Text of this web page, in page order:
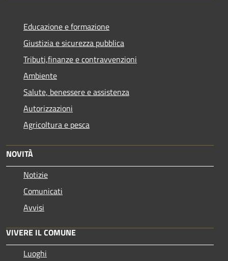
Educazione e formazione
Giustizia e sicurezza pubblica
Tributi,finanze e contravvenzioni
Ambiente
Salute, benessere e assistenza
Autorizzazioni
Agricoltura e pesca
NOVITÀ
Notizie
Comunicati
Avvisi
VIVERE IL COMUNE
Luoghi